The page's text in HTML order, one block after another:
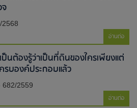
อ่านต่อ
นต้องรู้ว่าเป็นที่ดินของใครเพียงแต่
บองค์ประกอบแล้ว
2559
อ่านต่อ